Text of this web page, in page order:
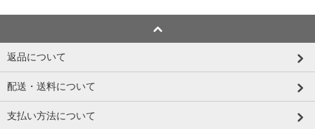
返品について
配送・送料について
支払い方法について